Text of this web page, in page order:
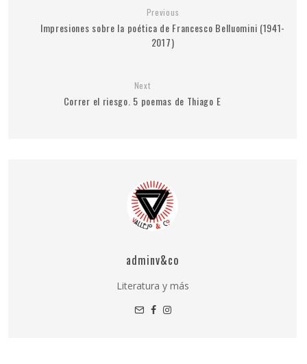
Previous
Impresiones sobre la poética de Francesco Belluomini (1941-
2017)
Next
Correr el riesgo. 5 poemas de Thiago E
adminv&co
Literatura y más